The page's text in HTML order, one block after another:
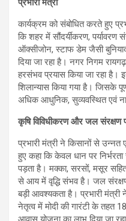
प्रभारी मंत्री
कार्यक्रम को संबोधित करते हुए
कि शहर में सौंदर्यीकरण, पर्यावरण
ऑक्सीजोन, स्टाफ डेम जैसी
दिया जा रहा है। नगर निगम
हरसंभव प्रयास किया जा रहा है।
शिलान्यास किया गया है। जिसके
अधिक आधुनिक, सुव्यवस्थित एवं
कृषि विविधीकरण और जल संरक्षण
प्रभारी मंत्री ने किसानों से
हुए कहा कि केवल धान पर
पड़ता है। मक्का, सरसों, मसूर
से आय में वृद्धि संभव है। जल
बड़ी आवश्यकता है। प्रभारी मंत्री
नेतृत्व में मोदी की गारंटी के तहत